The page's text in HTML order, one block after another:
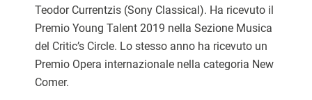
Teodor Currentzis (Sony Classical). Ha ricevuto il
Premio Young Talent 2019 nella Sezione Musica
del Critic’s Circle. Lo stesso anno ha ricevuto un
Premio Opera internazionale nella categoria New
Comer.